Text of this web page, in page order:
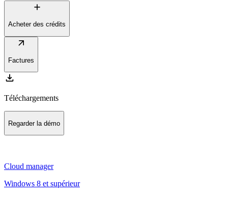
add
Acheter des crédits
arrow_outward
Factures
download
Téléchargements
Regarder la démo
Cloud manager
Windows 8 et supérieur